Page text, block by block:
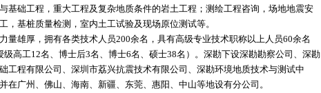
基础工程，重大工程及复杂地质条件的岩土工程；测绘工程咨询，场地地震安
，基桩质量检测，室内土工试验及现场原位测试等。
雄厚，拥有各类技术人员200余名，具有高级专业技术职称以上人员60余名
级高工12名、博士后3名、博士6名、硕士38名）。深勘下设深勘勘察公司、深勘
工程有限公司、深圳市荔兴抗震技术有限公司、深勘环境地质技术与测试中
在广州、佛山、海南、新疆、东莞、惠阳、中山等地设有分公司。